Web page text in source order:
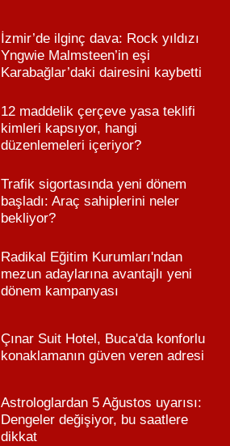
İzmir’de ilginç dava: Rock yıldızı
Yngwie Malmsteen’in eşi
Karabağlar’daki dairesini kaybetti
12 maddelik çerçeve yasa teklifi
kimleri kapsıyor, hangi
düzenlemeleri içeriyor?
Trafik sigortasında yeni dönem
başladı: Araç sahiplerini neler
bekliyor?
Radikal Eğitim Kurumları'ndan
mezun adaylarına avantajlı yeni
dönem kampanyası
Çınar Suit Hotel, Buca'da konforlu
konaklamanın güven veren adresi
Astrologlardan 5 Ağustos uyarısı:
Dengeler değişiyor, bu saatlere
dikkat